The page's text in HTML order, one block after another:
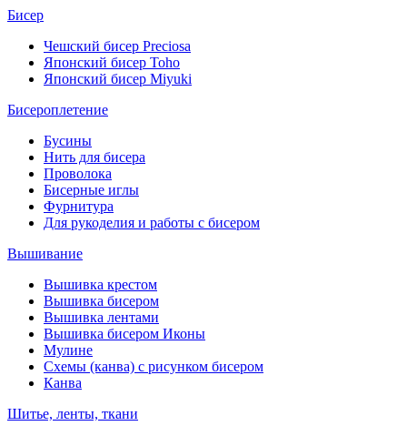
Бисер
Чешский бисер Preciosa
Японский бисер Toho
Японский бисер Miyuki
Бисероплетение
Бусины
Нить для бисера
Проволока
Бисерные иглы
Фурнитура
Для рукоделия и работы с бисером
Вышивание
Вышивка крестом
Вышивка бисером
Вышивка лентами
Вышивка бисером Иконы
Мулине
Схемы (канва) с рисунком бисером
Канва
Шитье, ленты, ткани